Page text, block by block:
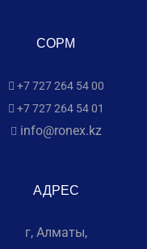
СОРМ
+7 727 264 54 00
+7 727 264 54 01
info@ronex.kz
АДРЕС
г, Алматы,